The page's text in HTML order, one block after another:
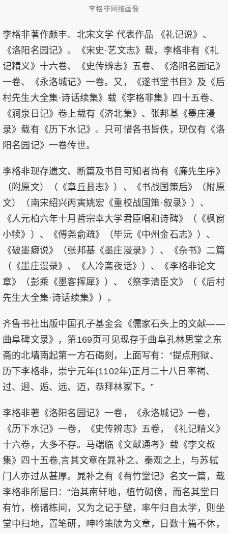
李格非网络画像
李格非著作颇丰。北宋文学 代表作品 《礼记说》、
《洛阳名园记》。《宋史·艺文志》载，李格非有《礼
记精义》十六卷、《史传辨志》五卷、《洛阳名园记》
一卷、《永洛城记》一卷。又，《遂书堂书目》及《后
村先生大全集·诗话续集》载《李格非集》四十五卷、
《涧泉日记》卷上载有《济北集》、张邦基《墨庄漫
录》载有《历下水记》。只可惜各书皆佚，现仅有《洛
阳名园记》一卷传世。
李格非现存遗文、断篇及书目可知者尚有《廉先生序》
（附原文）（《章丘县志》）、《书战国策后》（附原
文）（南宋绍兴丙寅姚宏《重校战国策·叙录》）、
《人元柏六年十月哲宗幸大学君臣唱和诗碑》（《枫窗
小犊》）、《傅尧俞疏》（毕沅《中州金石志》）、
《破墨癖说》（张邦基《墨庄漫录》）、《杂书》二篇
（《墨庄漫录》、《人冷斋夜话》）、《李格非论文
章》（彭乘《墨客挥犀》）、《祭李清臣文》（《后村
先生大全集·诗话续集》）。
齐鲁书社出版中国孔子基金会《儒家石头上的文献——
曲阜碑文录》，第169页可见现存于曲阜孔林思堂之东
斋的北墙南起第一方石碣刻，上面写有：“提点刑狱、
历下李格非，崇宁元年(1102年)正月二十八日率褐、
过、迥、逅、远、迈，恭拜林冢下。”
李格非著《洛阳名园记》一卷，《永洛城记》一卷，
《历下水记》一卷，《史传辨志》五卷，《礼记精义》
十六卷，大多不存。马端临《文献通考》载《李文叔
集》四十五卷,言其文章在晁补之、秦观之上，与苏轼
门人亦过从甚厚。晁补之有《有竹堂记》名文一篇，载
李格非所居曰：“治其南轩地，植竹砌傍，而名其堂曰
有竹，榜诸栋间，又为之记于壁，率午归自太学，则坐
堂中扫地，置笔研，呻吟策牍为文章，日数十篇不休，